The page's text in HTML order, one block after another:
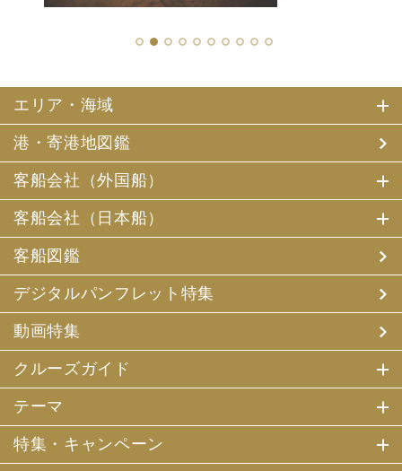
1 2 3 4 5 6 7 8 9 10
エリア・海域
港・寄港地図鑑
客船会社（外国船）
客船会社（日本船）
客船図鑑
デジタルパンフレット特集
動画特集
クルーズガイド
テーマ
特集・キャンペーン